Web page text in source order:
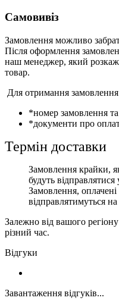
Самовивіз
Замовлення можливо
Після оформлення
наш менеджер, який
товар.
Для отримання замовлення
*номер замовлення
*документи про
Термін доставки
Замовлення крайки,
будуть
Замовлення, оплачені
відправлятимуться
Залежно від вашого
різний час.
Відгуки
Завантаження відгуків...